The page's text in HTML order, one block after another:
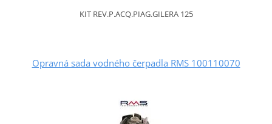
KIT REV.P.ACQ.PIAG.GILERA 125
Opravná sada vodného čerpadla RMS 100110070